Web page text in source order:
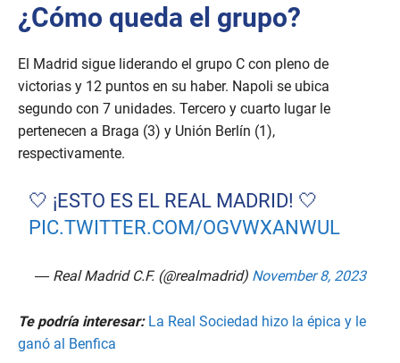
¿Cómo queda el grupo?
El Madrid sigue liderando el grupo C con pleno de
victorias y 12 puntos en su haber. Napoli se ubica
segundo con 7 unidades. Tercero y cuarto lugar le
pertenecen a Braga (3) y Unión Berlín (1),
respectivamente.
🤍 ¡ESTO ES EL REAL MADRID! 🤍
PIC.TWITTER.COM/OGVWXANWUL
— Real Madrid C.F. (@realmadrid) November 8, 2023
Te podría interesar: La Real Sociedad hizo la épica y le
ganó al Benfica